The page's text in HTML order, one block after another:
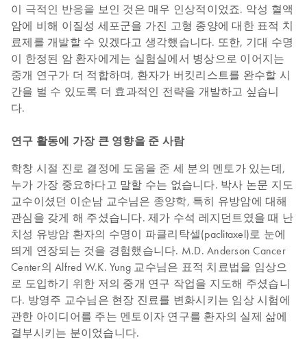
이 극적인 반응을 보인 것은 매우 인상적이었죠. 악성 혈액
암에 비해 이질성 세포군을 가진 고형 종양에 대한 표적 치
료제를 개발할 수 있겠다고 생각했습니다. 또한, 기대 수명
이 한정된 암 환자에게는 실험실에서 병상으로 이어지는
중개 연구가 더 적합하며, 환자가 버킷리스트를 완수할 시
간을 벌 수 있도록 더 효과적인 전략을 개발하고 싶습니
다.
연구 활동에 가장 큰 영향을 준 사람
학창 시절 진로 결정에 도움을 준 세 분의 멘토가 있는데,
누가 가장 중요하다고 말할 수는 없습니다. 박사 논문 지도
교수이셨던 이순남 교수님은 종양학, 특히 유방암에 대해
관심을 갖게 해 주셨습니다. 제가 수석 레지던트였을 때 난
치성 유방암 환자의 수명이 파클리탁셀(paclitaxel)로 눈에
띄게 연장되는 것을 경험했습니다. M.D. Anderson Cancer
Center의 Alfred W.K. Yung 교수님은 표적 치료법을 임상으
로 도입하기 위한 저의 중개 연구 작업을 지도해 주셨습니
다. 방영주 교수님은 현장 진료를 변화시키는 임상 시험에
관한 아이디어를 주는 멘토이자 연구를 환자의 실제 삶에
결부시키는 분이었습니다.